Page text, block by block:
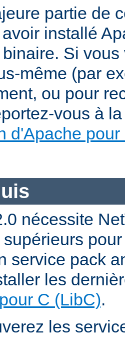
partie de
installé
Si
même (par
ou pour
vous à
d'Apache
nécessite
service pack
les
C (LibC).
les